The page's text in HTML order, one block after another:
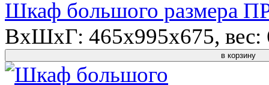
Шкаф большого размера
ВхШхГ: 465x995x675, вес:
в корзину